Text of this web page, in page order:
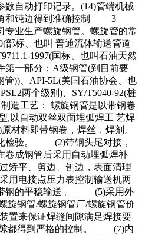
数自动打印记录。(14)管端机械
角和钝边得到准确控制 3
专业生产螺旋钢管。螺旋管的常
部标、也叫 普通流体输送管道
1997(国标、也叫石油天然
第一部分：A级钢管(到目前要
管))、API-5L(美国石油协会、也
两个级别)、SY/T5040-92(桩
工艺： 螺旋钢管是以带钢卷
,以自动双丝双面埋弧焊工 艺焊
料即带钢卷，焊丝，焊剂。
检验。 (2)带钢头尾对接，
卷成钢管后采用自动埋弧焊补
平、剪边、刨边，表面清理
电接点压力表控制输送机两
钢的平稳输送 。 (5)采用外
旋钢管/螺旋钢管厂/螺旋钢管价
来保证焊缝间隙满足焊接要
隙都得到严格的控制。 (7)内